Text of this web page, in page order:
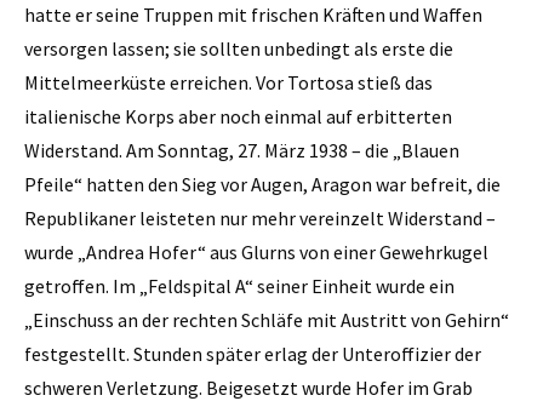
hatte er seine Truppen mit frischen Kräften und Waffen
versorgen lassen; sie sollten unbedingt als erste die
Mittelmeerküste erreichen. Vor Tortosa stieß das
italienische Korps aber noch einmal auf erbitterten
Widerstand. Am Sonntag, 27. März 1938 – die „Blauen
Pfeile“ hatten den Sieg vor Augen, Aragon war befreit, die
Republikaner leisteten nur mehr vereinzelt Widerstand –
wurde „Andrea Hofer“ aus Glurns von einer Gewehrkugel
getroffen. Im „Feldspital A“ seiner Einheit wurde ein
„Einschuss an der rechten Schläfe mit Austritt von Gehirn“
festgestellt. Stunden später erlag der Unteroffizier der
schweren Verletzung. Beigesetzt wurde Hofer im Grab